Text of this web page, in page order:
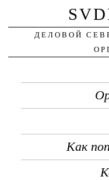
ДЕЛОВОЙ
Как